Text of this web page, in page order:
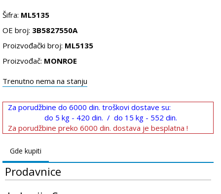
Šifra: ML5135
OE broj: 3B5827550A
Proizvođački broj: ML5135
Proizvođač: MONROE
Trenutno nema na stanju
Za porudžbine do 6000 din. troškovi dostave su:
do 5 kg - 420 din. / do 15 kg - 552 din.
Za porudžbine preko 6000 din. dostava je besplatna !
Gde kupiti
Prodavnice